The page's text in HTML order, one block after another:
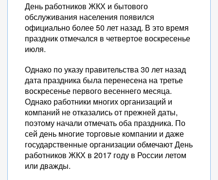
День работников ЖКХ и бытового
обслуживания населения появился
официально более 50 лет назад. В это время
праздник отмечался в четвертое воскресенье
июля.
Однако по указу правительства 30 лет назад
дата праздника была перенесена на третье
воскресенье первого весеннего месяца.
Однако работники многих организаций и
компаний не отказались от прежней даты,
поэтому начали отмечать оба праздника. По
сей день многие торговые компании и даже
государственные организации обмечают День
работников ЖКХ в 2017 году в России летом
или дважды.